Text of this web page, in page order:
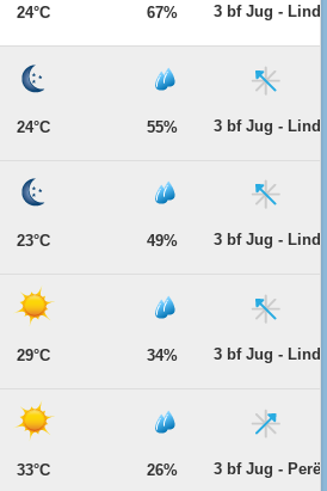
24°C 67% 3 bf Jug -
24°C 55% 3 bf Jug -
23°C 49% 3 bf Jug -
29°C 34% 3 bf Jug -
33°C 26% 3 bf Jug -